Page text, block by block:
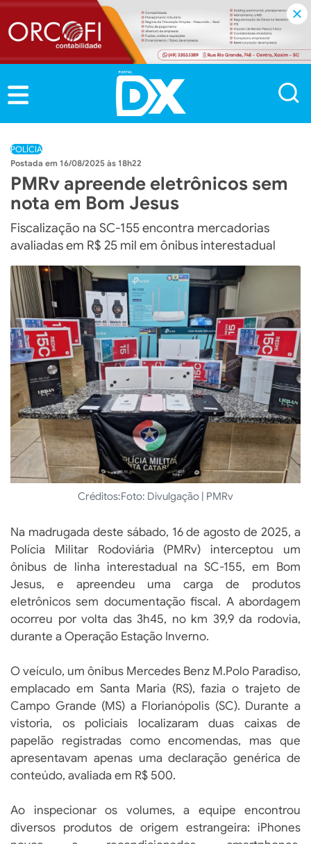
POLÍCIA
16/08/2025 às 18h22
PMRv apreende eletrônicos sem
nota em Bom Jesus
Fiscalização na SC-155 encontra mercadorias
avaliadas em R$ 25 mil em ônibus interestadual
Créditos:Foto: Divulgação | PMRv
Na madrugada deste sábado, 16 de agosto de 2025, a
Polícia Militar Rodoviária (PMRv) interceptou um
ônibus de linha interestadual na SC-155, em Bom
Jesus, e apreendeu uma carga de produtos
eletrônicos sem documentação fiscal. A abordagem
ocorreu por volta das 3h45, no km 39,9 da rodovia,
durante a Operação Estação Inverno.
O veículo, um ônibus Mercedes Benz M.Polo Paradiso,
emplacado em Santa Maria (RS), fazia o trajeto de
Campo Grande (MS) a Florianópolis (SC). Durante a
vistoria, os policiais localizaram duas caixas de
papelão registradas como encomendas, mas que
apresentavam apenas uma declaração genérica de
conteúdo, avaliada em R$ 500.
Ao inspecionar os volumes, a equipe encontrou
diversos produtos de origem estrangeira: iPhones